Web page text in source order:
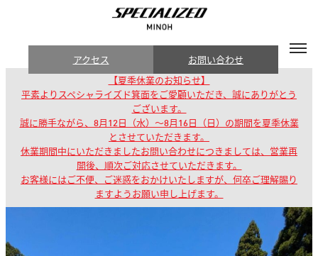
アクセス お問い合わせ
【夏季休業のお知らせ】
平素よりスペシャライズド箕面をご愛顧いただき、誠にありがとう
ございます。
誠に勝手ながら、8月12日（水）～8月16日（日）の期間を夏季休業
とさせていただきます。
休業期間中にいただきましたお問い合わせにつきましては、営業再
開後、順次ご対応させていただきます。
お客様にはご不便、ご迷惑をおかけいたしますが、何卒ご理解賜り
ますようお願い申し上げます。